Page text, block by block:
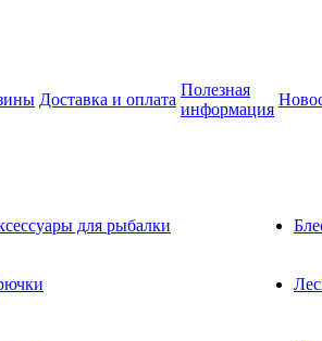
Доставка и оплата
Полезная
информация
для рыбалки